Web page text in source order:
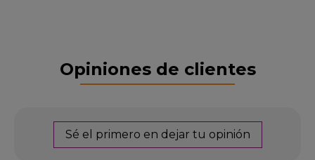
Opiniones de clientes
Sé el primero en dejar tu opinión